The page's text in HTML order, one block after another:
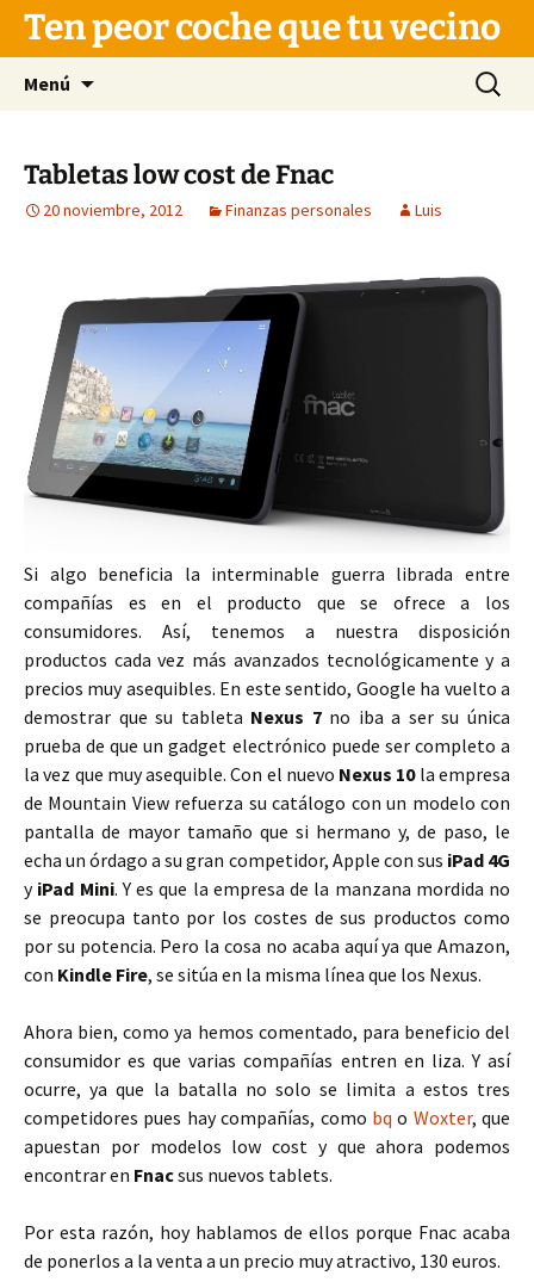
Saltar
contenido
Ten peor coche que tu vecino
Menú Buscar:
Tabletas low cost de Fnac
20 noviembre, 2012 Finanzas personales Luis
Si algo beneficia la interminable guerra librada entre
compañías es en el producto que se ofrece a los
consumidores. Así, tenemos a nuestra disposición
productos cada vez más avanzados tecnológicamente y a
precios muy asequibles. En este sentido, Google ha vuelto a
demostrar que su tableta Nexus 7no iba a ser su única
prueba de que un gadget electrónico puede ser completo a
la vez que muy asequible. Con el nuevo Nexus 10la empresa
de Mountain View refuerza su catálogo con un modelo con
pantalla de mayor tamaño que si hermano y, de paso, le
echa un órdago a su gran competidor, Apple con sus iPad 4G
yiPad Mini. Y es que la empresa de la manzana mordida no
se preocupa tanto por los costes de sus productos como
por su potencia. Pero la cosa no acaba aquí ya que Amazon,
con Kindle Fire, se sitúa en la misma línea que los Nexus.
Ahora bien, como ya hemos comentado, para beneficio del
consumidor es que varias compañías entren en liza. Y así
ocurre, ya que la batalla no solo se limita a estos tres
competidores pues hay compañías, como bq o Woxter, que
apuestan por modelos low cost y que ahora podemos
encontrar en Fnacsus nuevos tablets.
Por esta razón, hoy hablamos de ellos porque Fnac acaba
de ponerlos a la venta a un precio muy atractivo, 130 euros.